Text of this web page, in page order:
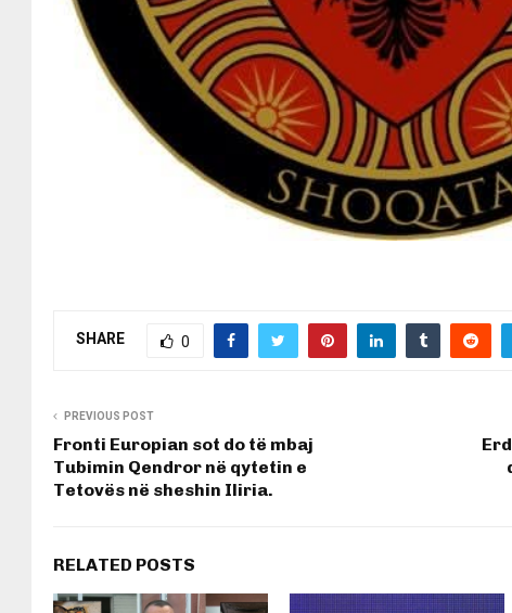
SHARE 0
PREVIOUS POST
Fronti Europian sot do të mbaj
Tubimin Qendror në qytetin e
Tetovës në sheshin Iliria.
RELATED POSTS